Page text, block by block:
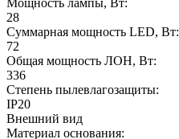
28
Суммарная мощность LED, Вт:
72
Общая мощность ЛОН, Вт:
336
Степень пылевлагозащиты:
IP20
Внешний вид
Материал основания: